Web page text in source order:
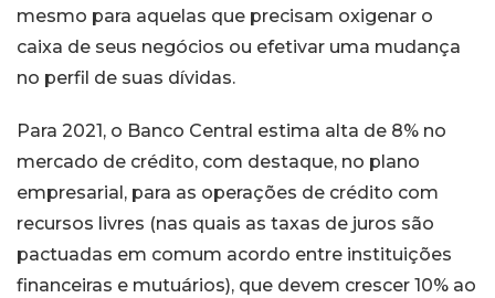
mesmo para aquelas que precisam oxigenar o
caixa de seus negócios ou efetivar uma mudança
no perfil de suas dívidas.
Para 2021, o Banco Central estima alta de 8% no
mercado de crédito, com destaque, no plano
empresarial, para as operações de crédito com
recursos livres (nas quais as taxas de juros são
pactuadas em comum acordo entre instituições
financeiras e mutuários), que devem crescer 10% ao